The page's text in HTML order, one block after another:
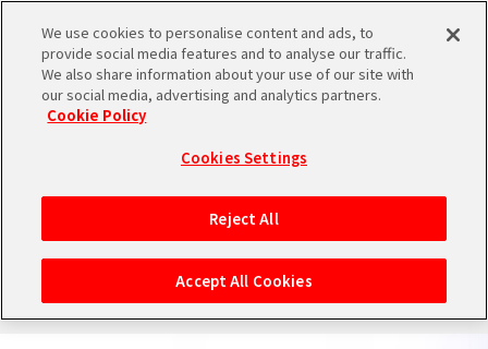
バンダイナムコエンターテインメント公式サイト
保護者の方へウェブアクセシビリティ方針
We use cookies to personalise content and ads, to
provide social media features and to analyse our traffic.
We also share information about your use of our site with
our social media, advertising and analytics partners.
Cookie Policy
Cookies Settings
Reject All
Accept All Cookies